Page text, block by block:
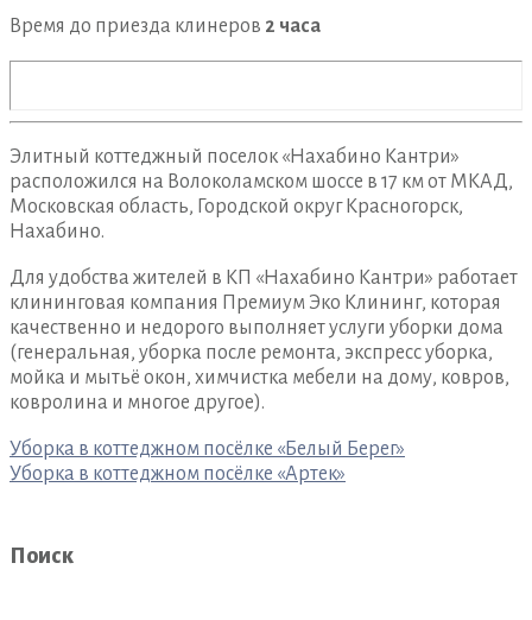
Время до приезда клинеров 2 часа
Элитный коттеджный поселок «Нахабино Кантри»
расположился на Волоколамском шоссе в 17 км от МКАД,
Московская область, Городской округ Красногорск,
Нахабино.
Для удобства жителей в КП «Нахабино Кантри» работает
клининговая компания Премиум Эко Клининг, которая
качественно и недорого выполняет услуги уборки дома
(генеральная, уборка после ремонта, экспресс уборка,
мойка и мытьё окон, химчистка мебели на дому, ковров,
ковролина и многое другое).
Навигация
по
Уборка в коттеджном посёлке «Белый Берег»
Уборка в коттеджном посёлке «Артек»
Поиск